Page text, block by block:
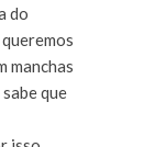
do
manchas
que